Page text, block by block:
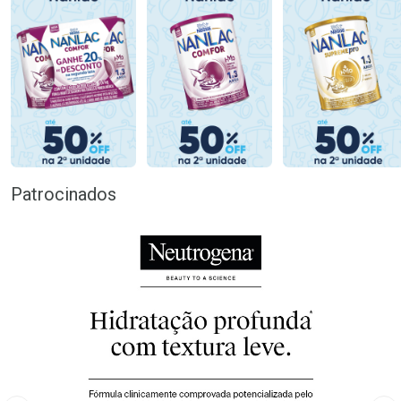
Patrocinados